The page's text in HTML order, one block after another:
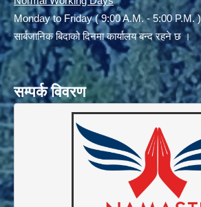
Monday to Friday ( 9:00 A.M. - 5:00 P.M. )
सार्बजानिक बिदाको दिनमा कार्यालय बन्द रहने छ ।
सम्पर्क विवरण